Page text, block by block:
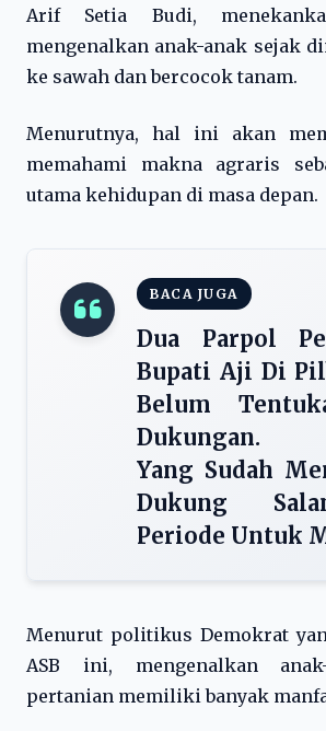
Arif Setia Budi,
mengenalkan anak-anak sejak
ke sawah dan bercocok tanam.
Menurutnya, hal ini akan
memahami makna agraris
utama kehidupan di masa depan.
BACA JUGA
Dua Parpol
Bupati Aji Di
Belum
Dukungan.
Yang Sudah
Dukung
Periode Untuk
Menurut politikus Demokrat
ASB ini, mengenalkan
pertanian memiliki banyak